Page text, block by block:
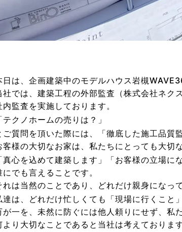
日は、企画建築中のモデルハウス岩槻
社では、建築工程の外部監査（株式会社ネク
内監査を実施しております。
テクノホームの売りは？」
ご質問を頂いた際には、「徹底した施工品質
客様の大切なお家は、私たちにとっても大切
真心を込めて建築します」「お客様の立場に
にでも言えることです。
れは当然のことであり、どれだけ親身になっ
達は、どれだけ忙しくても「現場に行くこと
が一を、未然に防ぐには他人頼りにせず、私
より大切なことであると当社は考えております